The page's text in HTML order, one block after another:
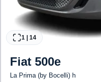
1 14
Fiat 500e
La Prima (by Bocelli) h